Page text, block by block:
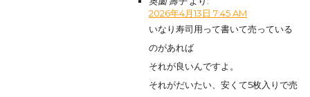
2026年4月13日 7:45 AM
いなり寿司用って書いて売っている
のがあれば
それが良いんですよ。
それがだいたい、安くて5枚入りで売